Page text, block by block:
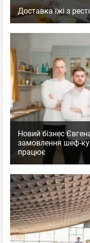
Доставка їжі з
Новий бізнес
замовлення шеф-
працює